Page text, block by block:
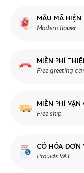
MẪU MÃ HIỆN
Modern flower
MIỄN PHÍ
Free greeting
MIỄN PHÍ VẬN
Free ship
CÓ HÓA ĐƠN
Provide VAT